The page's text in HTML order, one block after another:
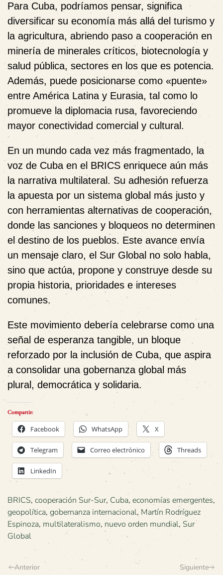
Para Cuba, podríamos pensar, significa
diversificar su economía más allá del turismo y
la agricultura, abriendo paso a cooperación en
minería de minerales críticos, biotecnología y
salud pública, sectores en los que es potencia.
Además, puede posicionarse como «puente»
entre América Latina y Eurasia, tal como lo
promueve la diplomacia rusa, favoreciendo
mayor conectividad comercial y cultural.
En un mundo cada vez más fragmentado, la
voz de Cuba en el BRICS enriquece aún más
la narrativa multilateral. Su adhesión refuerza
la apuesta por un sistema global más justo y
con herramientas alternativas de cooperación,
donde las sanciones y bloqueos no determinen
el destino de los pueblos. Este avance envía
un mensaje claro, el Sur Global no solo habla,
sino que actúa, propone y construye desde su
propia historia, prioridades e intereses
comunes.
Este movimiento debería celebrarse como una
señal de esperanza tangible, un bloque
reforzado por la inclusión de Cuba, que aspira
a consolidar una gobernanza global más
plural, democrática y solidaria.
Compartir:
Facebook WhatsApp X
Telegram Correo electrónico Threads
LinkedIn
BRICS, cooperación Sur-Sur, Cuba, economías emergentes,
geopolítica, gobernanza internacional, Martín Rodríguez
Espinoza,multilateralismo, nuevo orden mundial, Sur
Global
Anterior Siguiente